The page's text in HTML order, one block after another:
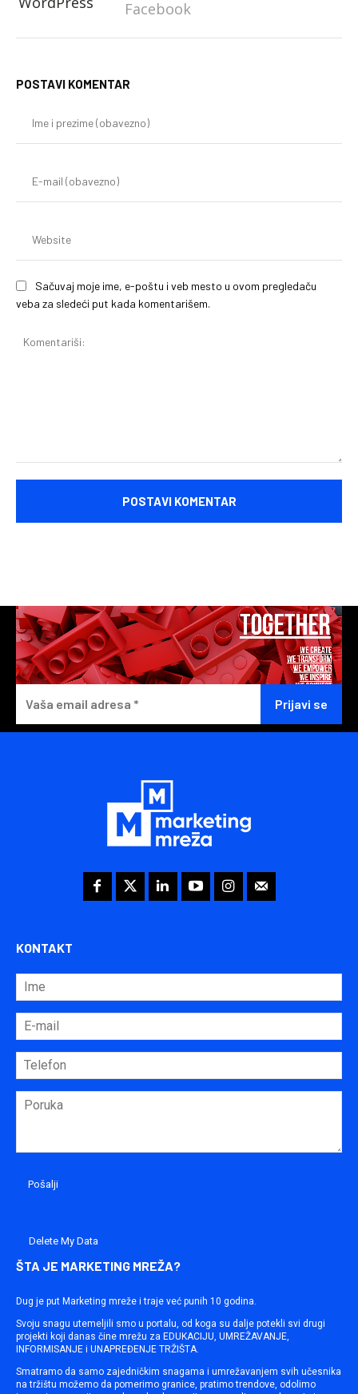
Facebook
POSTAVI KOMENTAR
Sačuvaj moje ime, e-poštu i veb mesto u ovom pregledaču
veba za sledeći put kada komentarišem.
KONTAKT
Delete My Data
ŠTA JE MARKETING MREŽA?
Dug je put Marketing mreže i traje već punih 10 godina.
Svoju snagu utemeljili smo u portalu, od koga su dalje potekli svi drugi
projekti koji danas čine mrežu za EDUKACIJU, UMREŽAVANJE,
INFORMISANJE i UNAPREĐENJE TRŽIŠTA.
Smatramo da samo zajedničkim snagama i umrežavanjem svih učesnika
na tržištu možemo da pomerimo granice, pratimo trendove, odolimo